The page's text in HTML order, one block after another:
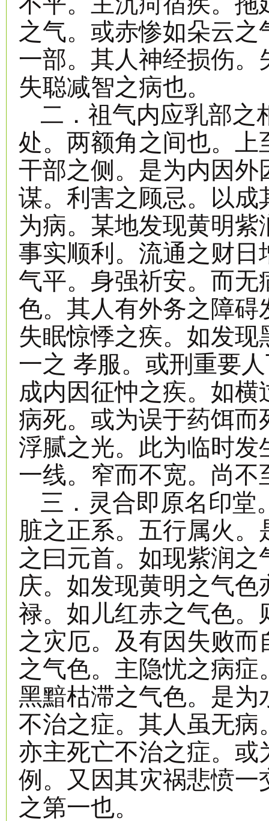
之气。或赤惨如朵云
一部。其人神经损伤
失聪减智之病也。
二．祖气内应乳部之
处。两额角之间也。
干部之侧。是为内因
谋。利害之顾忌。以
为病。某地发现黄明
事实顺利。流通之财
气平。身强祈安。而
色。其人有外务之障
失眠惊悸之疾。如发
一之 孝服。或刑重要
成内因征忡之疾。如
病死。或为误于药饵
浮腻之光。此为临时
一线。窄而不宽。尚
三．灵合即原名印堂
脏之正系。五行属火
之曰元首。如现紫润
庆。如发现黄明之气
禄。如儿红赤之气色
之灾厄。及有因失败
之气色。主隐忧之病
黑黯枯滞之气色。是
不治之症。其人虽无
亦主死亡不治之症。
例。又因其灾祸悲愤
之第一也。